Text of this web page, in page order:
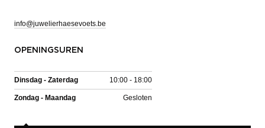
info@juwelierhaesevoets.be
OPENINGSUREN
Dinsdag - Zaterdag 10:00 - 18:00
Zondag - Maandag Gesloten